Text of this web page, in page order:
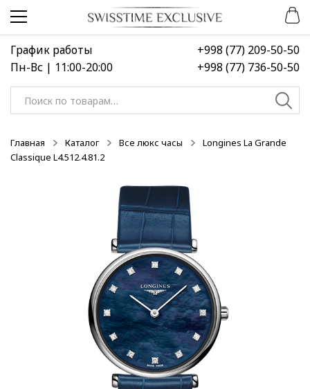
Перейти
навигации
Перейти
содержимому
График работы
Пн-Вс | 11:00-20:00
+998 (77) 209-50-50
+998 (77) 736-50-50
Искать:
Главная Каталог Все люкс часы
Longines La Grande
Classique L4.512.4.81.2